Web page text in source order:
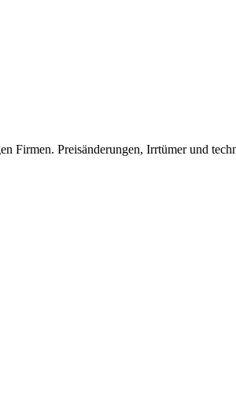
Firmen. Preisänderungen, Irrtümer und